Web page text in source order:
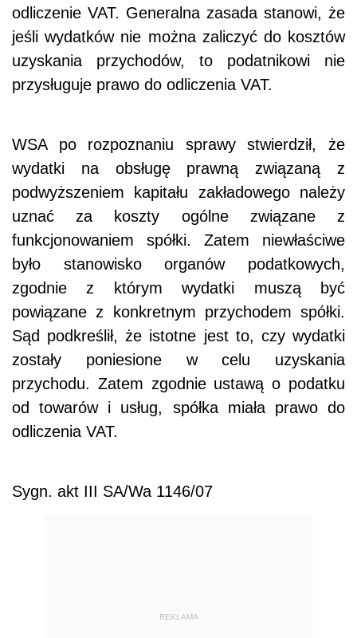
odliczenie VAT. Generalna zasada stanowi, że
jeśli wydatków nie można zaliczyć do kosztów
uzyskania przychodów, to podatnikowi nie
przysługuje prawo do odliczenia VAT.
WSA po rozpoznaniu sprawy stwierdził, że
wydatki na obsługę prawną związaną z
podwyższeniem kapitału zakładowego należy
uznać za koszty ogólne związane z
funkcjonowaniem spółki. Zatem niewłaściwe
było stanowisko organów podatkowych,
zgodnie z którym wydatki muszą być
powiązane z konkretnym przychodem spółki.
Sąd podkreślił, że istotne jest to, czy wydatki
zostały poniesione w celu uzyskania
przychodu. Zatem zgodnie ustawą o podatku
od towarów i usług, spółka miała prawo do
odliczenia VAT.
Sygn. akt III SA/Wa 1146/07
REKLAMA